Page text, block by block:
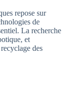
repose sur
de
La recherche
et
des